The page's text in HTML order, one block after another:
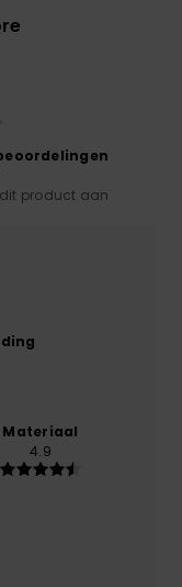
product aan
Materiaal
4.9